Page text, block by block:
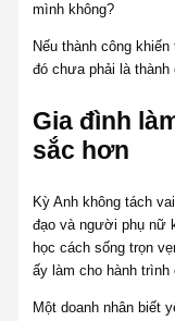
mình không?
Nếu thành công
đó chưa phải là thành
Gia đình
sắc hơn
Kỳ Anh không tách
đạo và người phụ nữ
học cách sống trọn
ấy làm cho hành trình
Một doanh nhân biết